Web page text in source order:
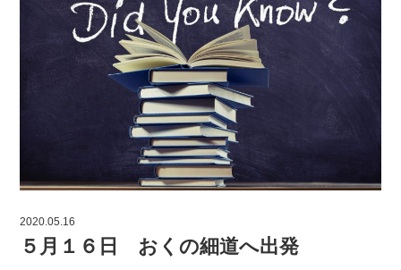
2020.05.16
５月１６日 おくの細道へ出発